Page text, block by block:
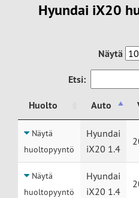
Hyundai iX20
Näytä
Etsi:
Huolto Auto
Huolto
Auto
Näytä
huoltopyyntö
Hyundai
iX20 1.4
Näytä
huoltopyyntö
Hyundai
iX20 1.4